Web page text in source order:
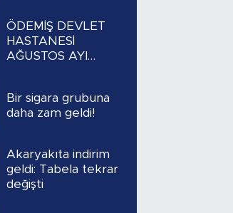
Kurtarma
Operasyonu
ÖDEMİŞ DEVLET
HASTANESİ
AĞUSTOS AYI
PROGRAMI
Bir sigara grubuna
daha zam geldi!
Akaryakıta indirim
geldi: Tabela tekrar
değişti